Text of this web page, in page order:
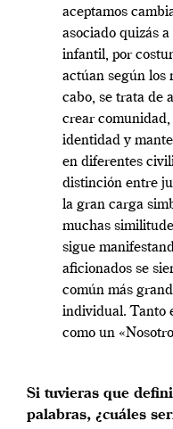
aceptamos
asociado quizás
infantil, por
actúan según los
cabo, se trata de
crear
identidad y
en diferentes
distinción entre
la gran carga
muchas
sigue
aficionados se
común más
individual. Tanto
como un
Si tuvieras que
palabras, ¿cuáles